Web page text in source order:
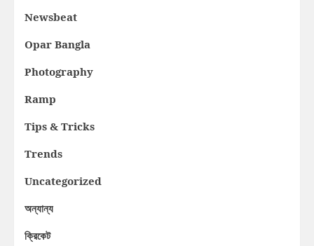
Newsbeat
Opar Bangla
Photography
Ramp
Tips & Tricks
Trends
Uncategorized
অন্যান্য
ক্রিকেট